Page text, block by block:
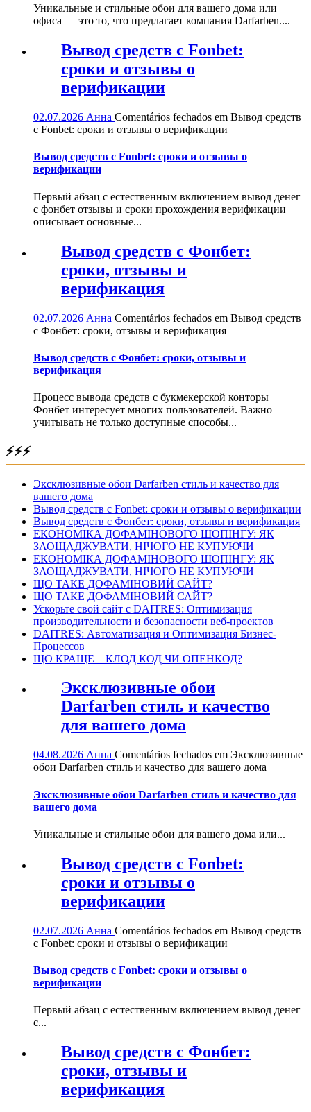
Уникальные и стильные обои для вашего дома или
офиса — это то, что предлагает компания Darfarben....
Вывод средств с Fonbet:
сроки и отзывы о
верификации
02.07.2026 Анна Comentários fechados em Вывод средств
с Fonbet: сроки и отзывы о верификации
Вывод средств с Fonbet: сроки и отзывы о
верификации
Первый абзац с естественным включением вывод денег
с фонбет отзывы и сроки прохождения верификации
описывает основные...
Вывод средств с Фонбет:
сроки, отзывы и
верификация
02.07.2026 Анна Comentários fechados em Вывод средств
с Фонбет: сроки, отзывы и верификация
Вывод средств с Фонбет: сроки, отзывы и
верификация
Процесс вывода средств с букмекерской конторы
Фонбет интересует многих пользователей. Важно
учитывать не только доступные способы...
⚡⚡⚡
Эксклюзивные обои Darfarben стиль и качество для
вашего дома
Вывод средств с Fonbet: сроки и отзывы о верификации
Вывод средств с Фонбет: сроки, отзывы и верификация
ЕКОНОМІКА ДОФАМІНОВОГО ШОПІНГУ: ЯК
ЗАОЩАДЖУВАТИ, НІЧОГО НЕ КУПУЮЧИ
ЕКОНОМІКА ДОФАМІНОВОГО ШОПІНГУ: ЯК
ЗАОЩАДЖУВАТИ, НІЧОГО НЕ КУПУЮЧИ
ЩО ТАКЕ ДОФАМІНОВИЙ САЙТ?
ЩО ТАКЕ ДОФАМІНОВИЙ САЙТ?
Ускорьте свой сайт с DAITRES: Оптимизация
производительности и безопасности веб-проектов
DAITRES: Автоматизация и Оптимизация Бизнес-
Процессов
ЩО КРАЩЕ – КЛОД КОД ЧИ ОПЕНКОД?
Эксклюзивные обои
Darfarben стиль и качество
для вашего дома
04.08.2026 Анна Comentários fechados em Эксклюзивные
обои Darfarben стиль и качество для вашего дома
Эксклюзивные обои Darfarben стиль и качество для
вашего дома
Уникальные и стильные обои для вашего дома или...
Вывод средств с Fonbet:
сроки и отзывы о
верификации
02.07.2026 Анна Comentários fechados em Вывод средств
с Fonbet: сроки и отзывы о верификации
Вывод средств с Fonbet: сроки и отзывы о
верификации
Первый абзац с естественным включением вывод денег
с...
Вывод средств с Фонбет:
сроки, отзывы и
верификация